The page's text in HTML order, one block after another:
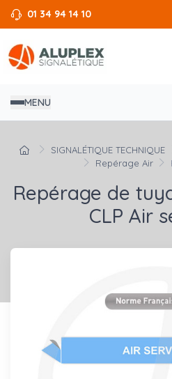
01 34 94 14 10
MENU
SIGNALÉTIQUE TECHNIQUE
Repérage Air
Repérage de
CLP Air